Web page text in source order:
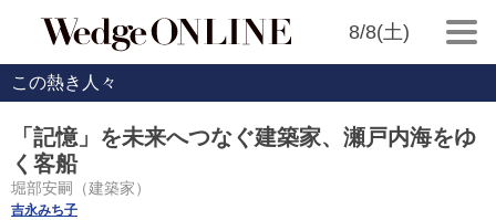
8/8(土)
この熱き人々
「記憶」を未来へつなぐ建築家、瀬戸内海をゆ
く客船
堀部安嗣（建築家）
吉永みち子